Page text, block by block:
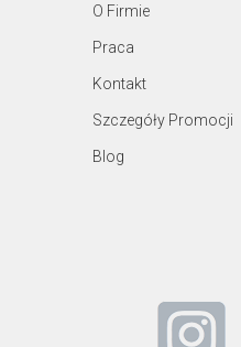
O Firmie
Praca
Kontakt
Szczegóły Promocji
Blog